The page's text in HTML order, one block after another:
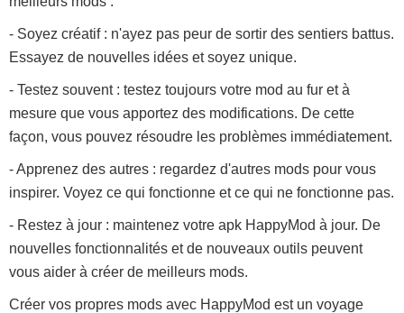
- Soyez créatif : n'ayez pas peur de sortir des sentiers battus.
Essayez de nouvelles idées et soyez unique.
- Testez souvent : testez toujours votre mod au fur et à
mesure que vous apportez des modifications. De cette
façon, vous pouvez résoudre les problèmes immédiatement.
- Apprenez des autres : regardez d'autres mods pour vous
inspirer. Voyez ce qui fonctionne et ce qui ne fonctionne pas.
- Restez à jour : maintenez votre apk HappyMod à jour. De
nouvelles fonctionnalités et de nouveaux outils peuvent
vous aider à créer de meilleurs mods.
Créer vos propres mods avec HappyMod est un voyage